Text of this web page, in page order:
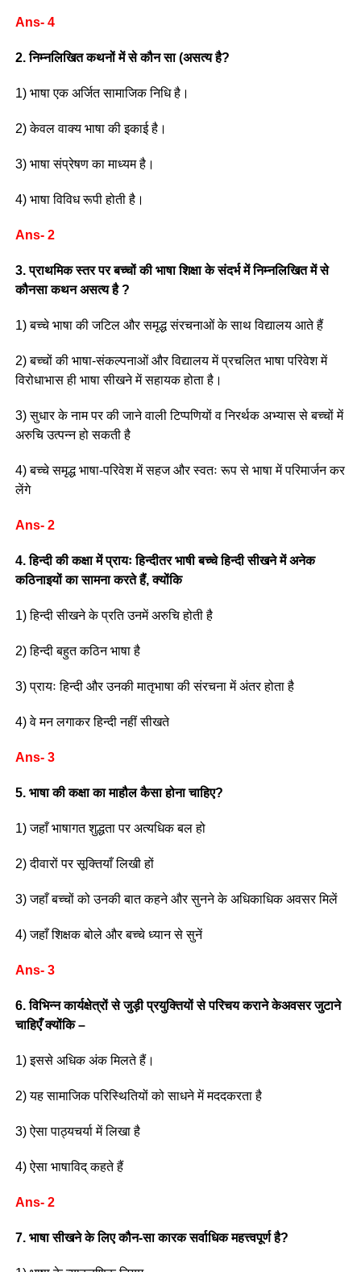
Ans- 4
2. निम्नलिखित कथनों में से कौन सा (असत्य है?
1) भाषा एक अर्जित सामाजिक निधि है।
2) केवल वाक्य भाषा की इकाई है।
3) भाषा संप्रेषण का माध्यम है।
4) भाषा विविध रूपी होती है।
Ans- 2
3. प्राथमिक स्तर पर बच्चों की भाषा शिक्षा के संदर्भ में निम्नलिखित में से
कौनसा कथन असत्य है ?
1) बच्चे भाषा की जटिल और समृद्ध संरचनाओं के साथ विद्यालय आते हैं
2) बच्चों की भाषा-संकल्पनाओं और विद्यालय में प्रचलित भाषा परिवेश में
विरोधाभास ही भाषा सीखने में सहायक होता है।
3) सुधार के नाम पर की जाने वाली टिप्पणियों व निरर्थक अभ्यास से बच्चों में
अरुचि उत्पन्न हो सकती है
4) बच्चे समृद्ध भाषा-परिवेश में सहज और स्वतः रूप से भाषा में परिमार्जन कर
लेंगे
Ans- 2
4. हिन्दी की कक्षा में प्रायः हिन्दीतर भाषी बच्चे हिन्दी सीखने में अनेक
कठिनाइयों का सामना करते हैं, क्योंकि
1) हिन्दी सीखने के प्रति उनमें अरुचि होती है
2) हिन्दी बहुत कठिन भाषा है
3) प्रायः हिन्दी और उनकी मातृभाषा की संरचना में अंतर होता है
4) वे मन लगाकर हिन्दी नहीं सीखते
Ans- 3
5. भाषा की कक्षा का माहौल कैसा होना चाहिए?
1) जहाँ भाषागत शुद्धता पर अत्यधिक बल हो
2) दीवारों पर सूक्तियाँ लिखी हों
3) जहाँ बच्चों को उनकी बात कहने और सुनने के अधिकाधिक अवसर मिलें
4) जहाँ शिक्षक बोले और बच्चे ध्यान से सुनें
Ans- 3
6. विभिन्न कार्यक्षेत्रों से जुड़ी प्रयुक्तियों से परिचय कराने केअवसर जुटाने
चाहिएँ क्योंकि –
1) इससे अधिक अंक मिलते हैं।
2) यह सामाजिक परिस्थितियों को साधने में मददकरता है
3) ऐसा पाठ्यचर्या में लिखा है
4) ऐसा भाषाविद् कहते हैं
Ans- 2
7. भाषा सीखने के लिए कौन-सा कारक सर्वाधिक महत्त्वपूर्ण है?